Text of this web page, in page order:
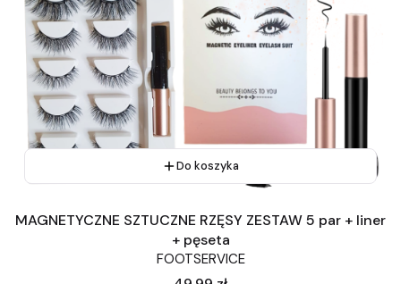
Do koszyka
MAGNETYCZNE SZTUCZNE RZĘSY ZESTAW 5 par + liner
+ pęseta
FOOTSERVICE